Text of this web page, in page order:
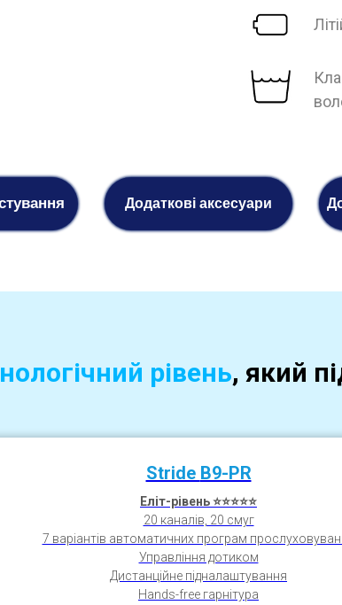
Додаткові аксесуари
рівень, який
Stride B9-PR
Еліт-рівень ⭐⭐⭐⭐⭐
20 каналів, 20 смуг
7 варіантів автоматичних програм
Управління дотиком
Дистанційне підналаштування
Hands-free гарнітура